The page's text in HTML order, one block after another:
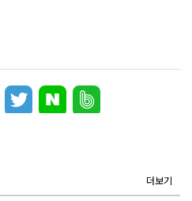
더보기